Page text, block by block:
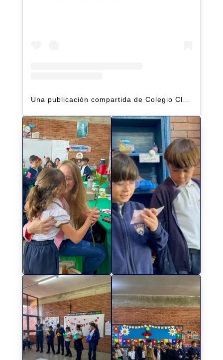
Una publicación compartida de Colegio Claret | Alto Hatillo (@clarethatillo)